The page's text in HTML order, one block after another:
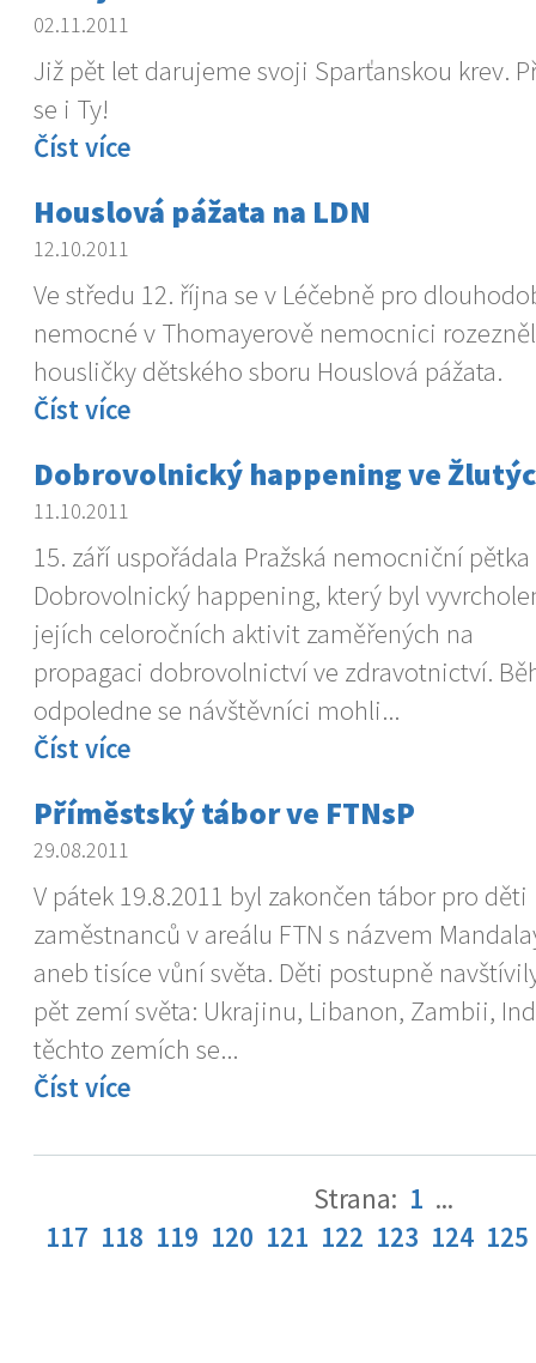
02.11.2011
Již pět let darujeme svoji Sparťanskou krev.
se i Ty!
Číst více
Houslová pážata na LDN
12.10.2011
Ve středu 12. října se v Léčebně pro
nemocné v Thomayerově nemocnici
housličky dětského sboru Houslová pážata.
Číst více
Dobrovolnický happening ve
11.10.2011
15. září uspořádala Pražská nemocniční pětka
Dobrovolnický happening, který byl
jejích celoročních aktivit zaměřených na
propagaci dobrovolnictví ve zdravotnictví.
odpoledne se návštěvníci mohli...
Číst více
Příměstský tábor ve FTNsP
29.08.2011
V pátek 19.8.2011 byl zakončen tábor pro děti
zaměstnanců v areálu FTN s názvem
aneb tisíce vůní světa. Děti postupně
pět zemí světa: Ukrajinu, Libanon, Zambii,
těchto zemích se...
Číst více
Strana: 1 ...
117 118 119 120 121 122 123 124 125